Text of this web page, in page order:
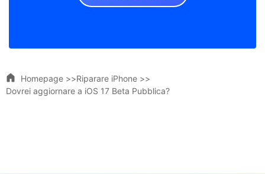
Homepage >>Riparare iPhone >>
Dovrei aggiornare a iOS 17 Beta Pubblica?